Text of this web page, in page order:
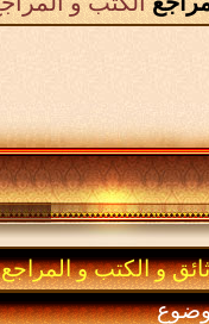
و الكتب و المراجع